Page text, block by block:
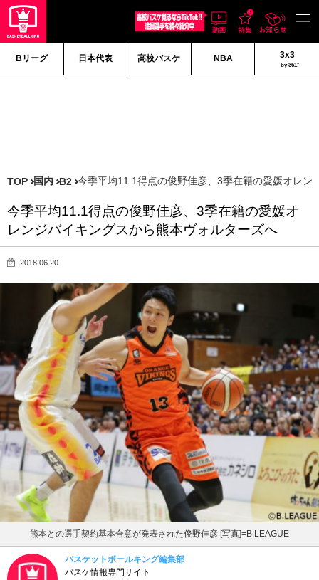
Bリーグ 日本代表 高校バスケ NBA 3x3
by 361°
TOP 国内 B2 今季平均11.1得点の俊野佳彦、3季在籍の愛媛オレン
今季平均11.1得点の俊野佳彦、3季在籍の愛媛オ
レンジバイキングスから熊本ヴォルターズへ
2018.06.20
熊本との選手契約基本合意が発表された俊野佳彦 [写真]=B.LEAGUE
バスケットボールキング編集部
バスケ情報専門サイト